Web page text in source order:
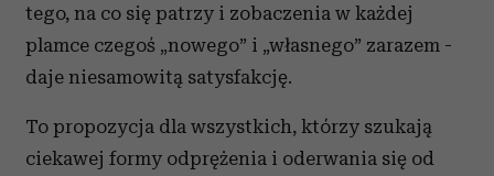
tego, na co się patrzy i zobaczenia w każdej
plamce czegoś „nowego” i „własnego” zarazem -
daje niesamowitą satysfakcję.
To propozycja dla wszystkich, którzy szukają
ciekawej formy odprężenia i oderwania się od